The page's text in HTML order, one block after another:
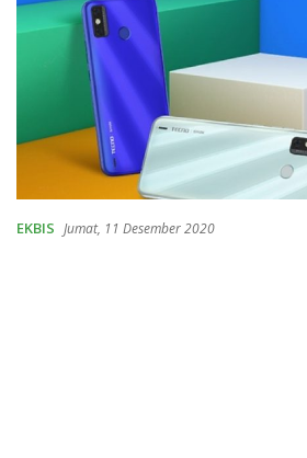
EKBIS Jumat, 11 Desember 2020